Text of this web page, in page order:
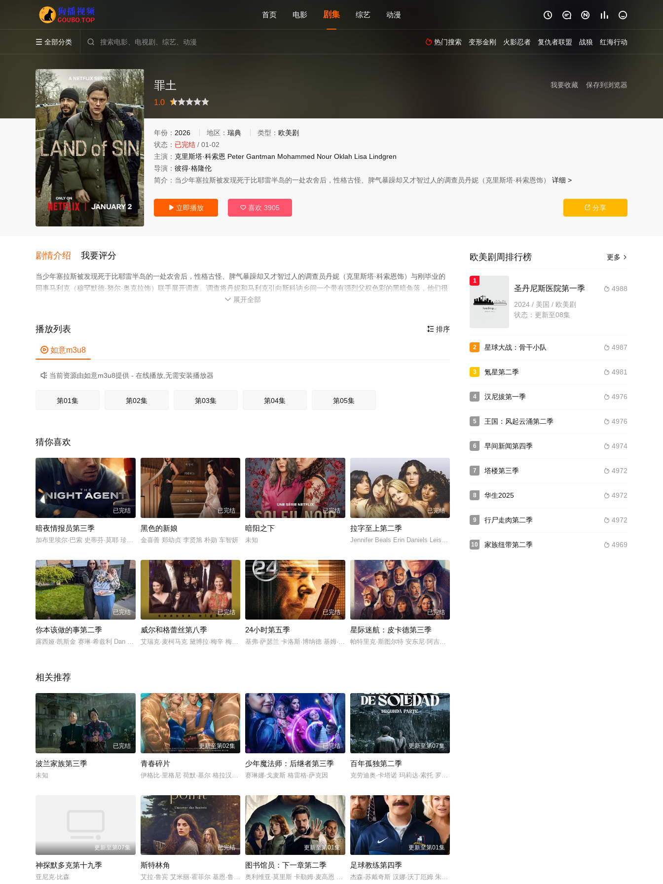
首页 电影 剧集 综艺 动漫     
 全部分类   热门搜索 变形金刚 火影忍者 复仇者联盟 战狼 红海行动
保存到浏览器
我要收藏
罪土
1.0
很差较差还行 推荐力荐
年份： 2026 地区： 瑞典 类型： 欧美剧
状态： 已完结 / 01-02
主演： 克里斯塔·科索恩 Peter Gantman Mohammed Nour Oklah Lisa Lindgren
导演： 彼得·格隆伦
简介： 当少年塞拉斯被发现死于比耶雷半岛的一处农舍后，性格古怪、脾气暴躁却又才智过人的调查员丹妮（克里斯塔·科索恩饰） 详细 >
 立即播放  喜欢 3905  分享
剧情介绍 我要评分
当少年塞拉斯被发现死于比耶雷半岛的一处农舍后，性格古怪、脾气暴躁却又才智过人的调查员丹妮（克里斯塔·科索恩饰）与刚毕业的
同事马利克（穆罕默德·努尔·奥克拉饰）联手展开调查。调查将丹妮和马利克引向斯科讷乡间一个带有强烈父权色彩的黑暗角落，他们很
快卷入一个延续数代的家族纷争。丹妮与死者塞拉斯有着某种私人联系，因此她被深深地卷入了调查以及围绕着这些家族展开的纷争之
 展开全部
 排序
播放列表
 如意m3u8
 当前资源由如意m3u8提供 - 在线播放,无需安装播放器
第01集 第02集 第03集 第04集 第05集
猜你喜欢
已完结
暗夜情报员第三季
加布里埃尔·巴索 史蒂芬·莫耶 珍尼希斯·罗德里格兹 大卫·莱昂斯 詹妮弗·莫里森 卡勒姆·文森 路易斯·赫特哈姆 阿尔伯特·琼斯 沃德·霍顿 福拉·埃文斯·阿金博拉 阿曼达·沃伦 苏拉·沙玛 格雷格·卢瑟 迈克尔·马西尼 奇布伊肯·
已完结
黑色的新娘
金喜善 郑幼贞 李贤旭 朴勋 车智妍
已完结
暗阳之下
未知
已完结
拉字至上第二季
Jennifer Beals Erin Daniels Leisha Hailey Laurel Holloman Mia Kirshner Karina Lombard Katherine Moennig
已完结
你本该做的事第二季
露西娅·凯斯金 赛琳·希兹利 Dan Fearne 杰米·比斯平
已完结
威尔和格蕾丝第八季
艾瑞克·麦柯马克 黛博拉·梅辛 梅根·莫拉莉 西恩·海耶斯 雪莉·莫里森 亚历克·鲍德温
已完结
24小时第五季
基弗·萨瑟兰 卡洛斯·博纳德 基姆·瑞弗
已完结
星际迷航：皮卡德第三季
帕特里克·斯图尔特 安东尼·阿吉吉 莱瓦尔·伯顿 Mica Burton Ashlei Sharpe Chestnut 丹尼尔·戴维斯 迈克尔·
相关推荐
已完结
波兰家族第三季
未知
更新至第02集
青春碎片
伊格比·里格尼 荷默·基尔 格拉汉姆·坎贝尔 韦斯·本特利 埃文·蕾切尔·伍德 凯雅·基伯 海斯·华纳 Jordan Roth Sierra Stoliar 丹尼尔·戴尔 克里斯·康纳 Bella Valdes Constantine Malahias
已完结
少年魔法师：后继者第三季
赛琳娜·戈麦斯 格雷格·萨克因
更新至第07集
百年孤独第二季
克劳迪奥·卡塔诺 玛莉达·索托 罗兰·索菲亚 阿基玛 维尼亚·马查多 赫苏斯-雷耶斯 戴里斯·范·格里肯 Rubén
更新至第07集
神探默多克第十九季
亚尼克·比森
已完结
斯特林角
艾拉·鲁宾 艾米丽·霍菲尔 基恩·鲁法洛 Mabel Strachan 博·布拉加森 丹尼尔·奎恩-托伊 雅各布·怀特达克-拉瓦 Nikko Angelo Hinayo 西德哈特·沙玛 Christopher Omari 凯蒂·道格拉斯 卢克
更新至第01集
图书馆员：下一章第二季
奥利维亚·莫里斯 卡勒姆·麦高恩 布鲁·罗宾森 杰西卡·格林 克里斯蒂安·凯恩 林蒂·布丝 多米尼克·莫纳汉 乔什·盖茨 Jeremy Swift 弗卢拉·博格 Flula
更新至第01集
足球教练第四季
杰森·苏戴奇斯 汉娜·沃丁厄姆 朱诺·坦普尔 布雷特·戈德斯坦 杰里米·斯威夫特 布兰登·亨特 塔尼娅·雷诺兹 裘
更多 
欧美剧周排行榜
1
 4988
圣丹尼斯医院第一季
2024 / 美国 / 欧美剧
状态：更新至08集
2  4987
星球大战：骨干小队
3  4981
氪星第二季
4  4976
汉尼拔第一季
5  4976
王国：风起云涌第二季
6  4974
早间新闻第四季
7  4972
塔楼第三季
8  4972
华生2025
9  4972
行尸走肉第二季
10  4969
家族纽带第二季